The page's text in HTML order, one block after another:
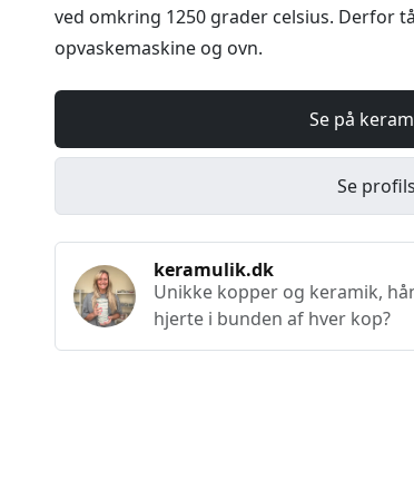
ved omkring 1250 grader celsius. Derfor
opvaskemaskine og ovn.
Se på
Se
keramulik.dk
Unikke kopper og keramik,
hjerte i bunden af hver kop?